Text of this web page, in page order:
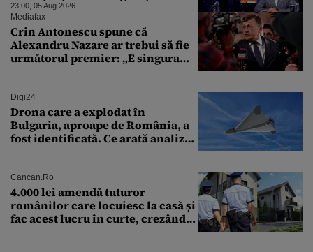
cu leucoplast”
23:00, 05 Aug 2026
Mediafax
Crin Antonescu spune că
Alexandru Nazare ar trebui să fie
următorul premier: „E singura
Digi24
Drona care a explodat în
Bulgaria, aproape de România, a
fost identificată. Ce arată analiza
Cancan.ro
4.000 lei amendă tuturor
românilor care locuiesc la casă și
fac acest lucru în curte, crezând